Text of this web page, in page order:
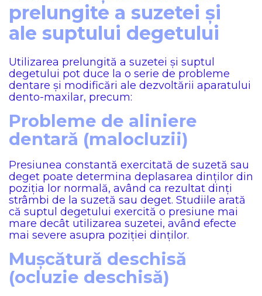
prelungite a suzetei și
ale suptului degetului
Utilizarea prelungită a suzetei și suptul
degetului pot duce la o serie de probleme
dentare și modificări ale dezvoltării aparatului
dento-maxilar, precum:
Probleme de aliniere
dentară (malocluzii)
Presiunea constantă exercitată de suzetă sau
deget poate determina deplasarea dinților din
poziția lor normală, având ca rezultat dinți
strâmbi de la suzetă sau deget. Studiile arată
că suptul degetului exercită o presiune mai
mare decât utilizarea suzetei, având efecte
mai severe asupra poziției dinților.
Mușcătură deschisă
(ocluzie deschisă)